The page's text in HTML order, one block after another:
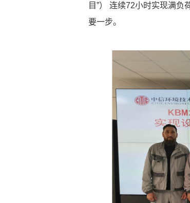
目”） 连续72小时实现满
要一步。